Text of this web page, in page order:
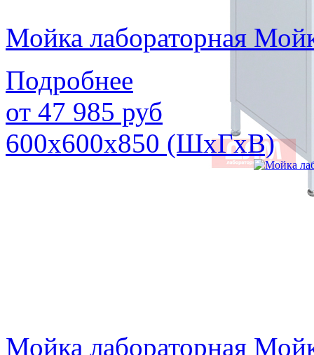
Мойка лабораторная
Подробнее
от 47 985 руб
600х600х850 (ШхГхВ)
Мойка лабораторная